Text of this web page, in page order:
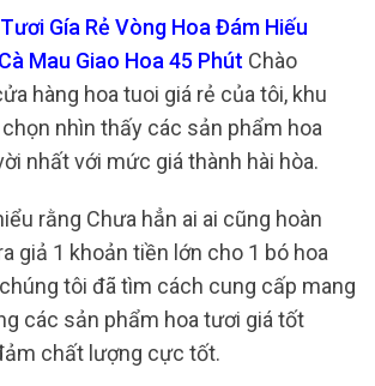
Gía Rẻ Vòng Hoa Đám Hiếu
Mau Giao Hoa 45 Phút Chào
hàng hoa tuoi giá rẻ của tôi, khu
nhìn thấy các sản phẩm hoa
nhất với mức giá thành hài hòa.
rằng Chưa hẳn ai ai cũng hoàn
giả 1 khoản tiền lớn cho 1 bó hoa
tôi đã tìm cách cung cấp mang
các sản phẩm hoa tươi giá tốt
chất lượng cực tốt.